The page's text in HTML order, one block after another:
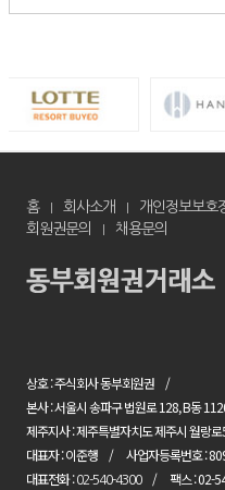
홈 회사소개 개인정보보호
회원권문의
채용문의
상호 : 주식회사 동부회원권
본사 : 서울시 송파구 법원로 128, B동
제주지사 : 제주특별자치도 제주시 월랑
대표자 : 이준행
사업자등록번호 :
대표전화 :02-540-4300 팩스 : 02-